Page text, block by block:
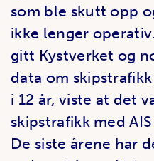
som ble skutt opp
ikke lenger
gitt Kystverket og
data om
i 12 år, viste at det
skipstrafikk med
De siste årene har